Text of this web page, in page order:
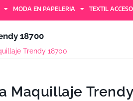
MODA EN PAPELERIA TEXTIL
18700
Trendy 18700
Maquillaje